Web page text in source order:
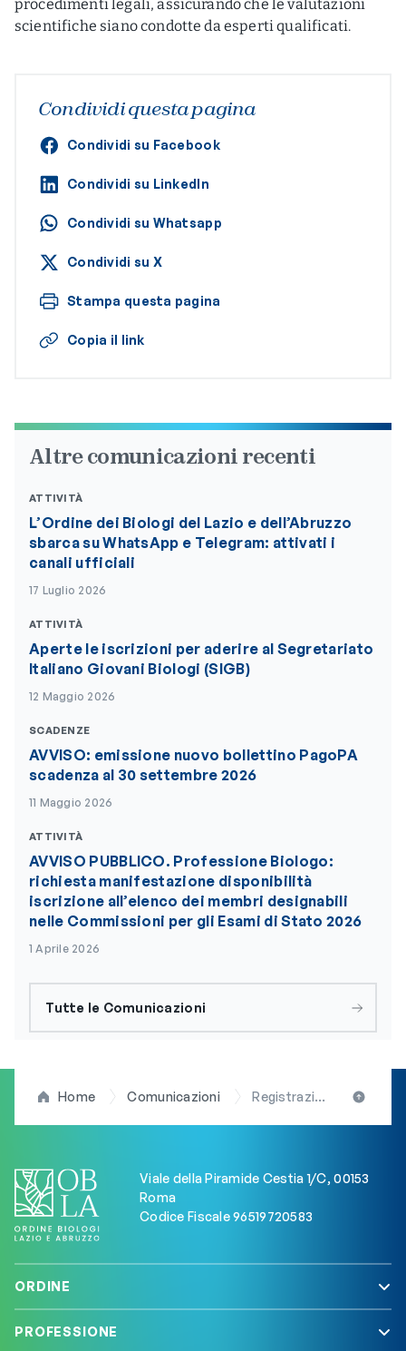
procedimenti legali, assicurando che le valutazioni
scientifiche siano condotte da esperti qualificati.
Condividi questa pagina
Condividi su Facebook
Condividi su LinkedIn
Condividi su Whatsapp
Condividi su X
Stampa questa pagina
Copia il link
Altre comunicazioni recenti
ATTIVITÀ
L’Ordine dei Biologi del Lazio e dell’Abruzzo
sbarca su WhatsApp e Telegram: attivati i
canali ufficiali
17 Luglio 2026
ATTIVITÀ
Aperte le iscrizioni per aderire al Segretariato
Italiano Giovani Biologi (SIGB)
12 Maggio 2026
SCADENZE
AVVISO: emissione nuovo bollettino PagoPA
scadenza al 30 settembre 2026
11 Maggio 2026
ATTIVITÀ
AVVISO PUBBLICO. Professione Biologo:
richiesta manifestazione disponibilità
iscrizione all’elenco dei membri designabili
nelle Commissioni per gli Esami di Stato 2026
1 Aprile 2026
Tutte le Comunicazioni
Home Comunicazioni Registrazione dell’OBLA nei tribunali per la formazione degli albi dei Consulenti Tecnici d’Ufficio (CTU) e dei Consulenti Tecnici di Parte (CTP)
Viale della Piramide Cestia 1/C, 00153
Roma
Codice Fiscale 96519720583
ORDINE
PROFESSIONE